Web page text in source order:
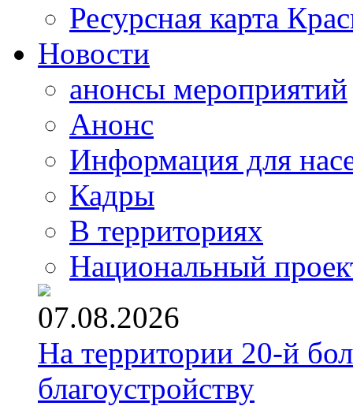
Ресурсная карта
Новости
анонсы мероприятий
Анонс
Информация для
Кадры
В территориях
Национальный
07.08.2026
На территории 20-й
благоустройству